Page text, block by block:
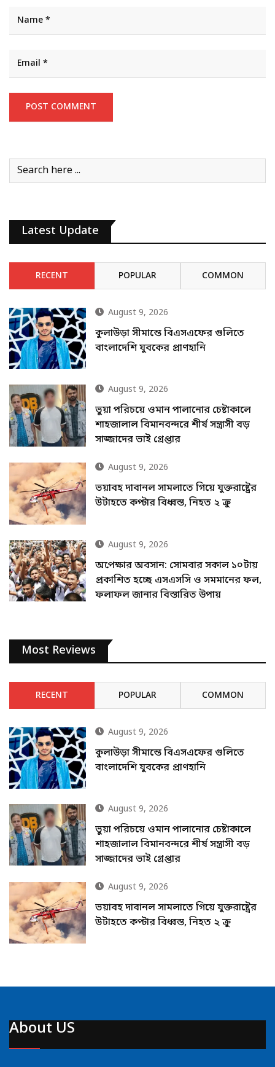
Latest Update
RECENT POPULAR COMMON
August 9, 2026
কুলাউড়া সীমান্তে বিএসএফের গুলিতে
বাংলাদেশি যুবকের প্রাণহানি
August 9, 2026
ভুয়া পরিচয়ে ওমান পালানোর চেষ্টাকালে
শাহজালাল বিমানবন্দরে শীর্ষ সন্ত্রাসী বড়
সাজ্জাদের ভাই গ্রেপ্তার
August 9, 2026
ভয়াবহ দাবানল সামলাতে গিয়ে যুক্তরাষ্ট্রের
উটাহতে কপ্টার বিধ্বস্ত, নিহত ২ ক্রু
August 9, 2026
অপেক্ষার অবসান: সোমবার সকাল ১০টায়
প্রকাশিত হচ্ছে এসএসসি ও সমমানের ফল,
ফলাফল জানার বিস্তারিত উপায়
Most Reviews
RECENT POPULAR COMMON
August 9, 2026
কুলাউড়া সীমান্তে বিএসএফের গুলিতে
বাংলাদেশি যুবকের প্রাণহানি
August 9, 2026
ভুয়া পরিচয়ে ওমান পালানোর চেষ্টাকালে
শাহজালাল বিমানবন্দরে শীর্ষ সন্ত্রাসী বড়
সাজ্জাদের ভাই গ্রেপ্তার
August 9, 2026
ভয়াবহ দাবানল সামলাতে গিয়ে যুক্তরাষ্ট্রের
উটাহতে কপ্টার বিধ্বস্ত, নিহত ২ ক্রু
About US